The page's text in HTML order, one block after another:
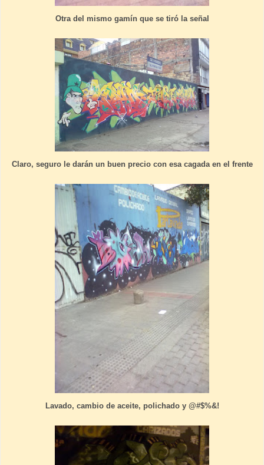
Otra del mismo gamín que se tiró la señal
Claro, seguro le darán un buen precio con esa cagada en el frente
Lavado, cambio de aceite, polichado y @#$%&!